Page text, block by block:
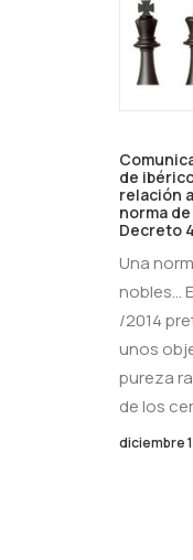
de
relación
norma
Decreto
Una
nobles...
/2014
unos
pureza
de los
diciembre